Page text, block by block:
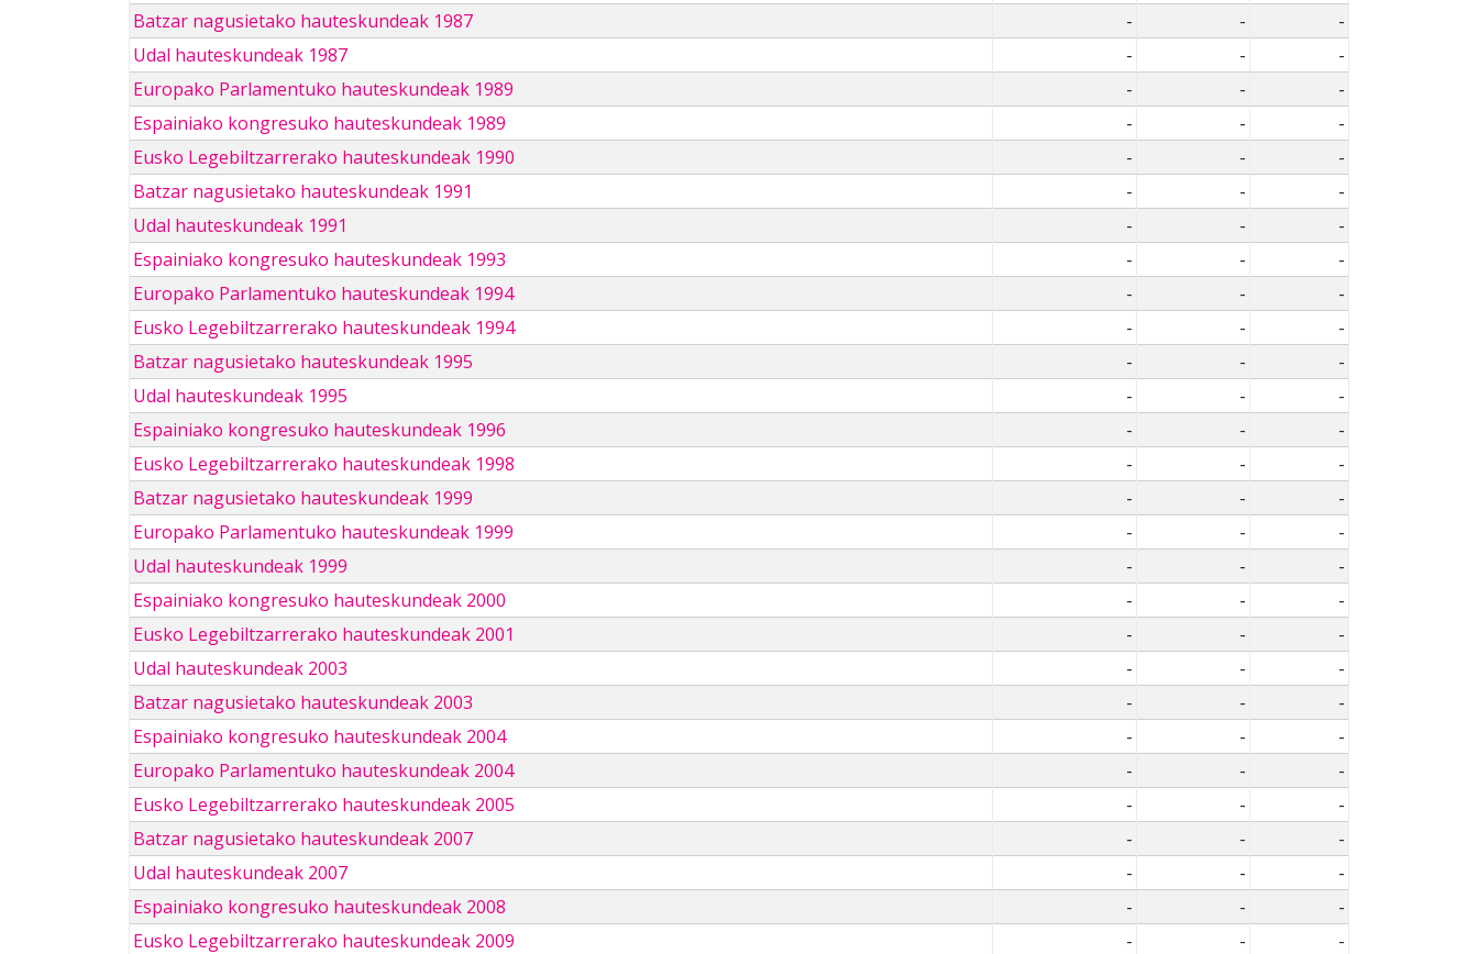
Batzar nagusietako hauteskundeak 1987
- -
-
Udal hauteskundeak 1987
- -
-
Europako Parlamentuko hauteskundeak 1989
- -
-
Espainiako kongresuko hauteskundeak 1989
- -
-
Eusko Legebiltzarrerako hauteskundeak 1990
- -
-
Batzar nagusietako hauteskundeak 1991
- -
-
Udal hauteskundeak 1991
- -
-
Espainiako kongresuko hauteskundeak 1993
- -
-
Europako Parlamentuko hauteskundeak 1994
- -
-
Eusko Legebiltzarrerako hauteskundeak 1994
- -
-
Batzar nagusietako hauteskundeak 1995
- -
-
Udal hauteskundeak 1995
- -
-
Espainiako kongresuko hauteskundeak 1996
- -
-
Eusko Legebiltzarrerako hauteskundeak 1998
- -
-
Batzar nagusietako hauteskundeak 1999
- -
-
Europako Parlamentuko hauteskundeak 1999
- -
-
Udal hauteskundeak 1999
- -
-
Espainiako kongresuko hauteskundeak 2000
- -
-
Eusko Legebiltzarrerako hauteskundeak 2001
- -
-
Udal hauteskundeak 2003
- -
-
Batzar nagusietako hauteskundeak 2003
- -
-
Espainiako kongresuko hauteskundeak 2004
- -
-
Europako Parlamentuko hauteskundeak 2004
- -
-
Eusko Legebiltzarrerako hauteskundeak 2005
- -
-
Batzar nagusietako hauteskundeak 2007
- -
-
Udal hauteskundeak 2007
- -
-
Espainiako kongresuko hauteskundeak 2008
- -
-
Eusko Legebiltzarrerako hauteskundeak 2009
- -
-